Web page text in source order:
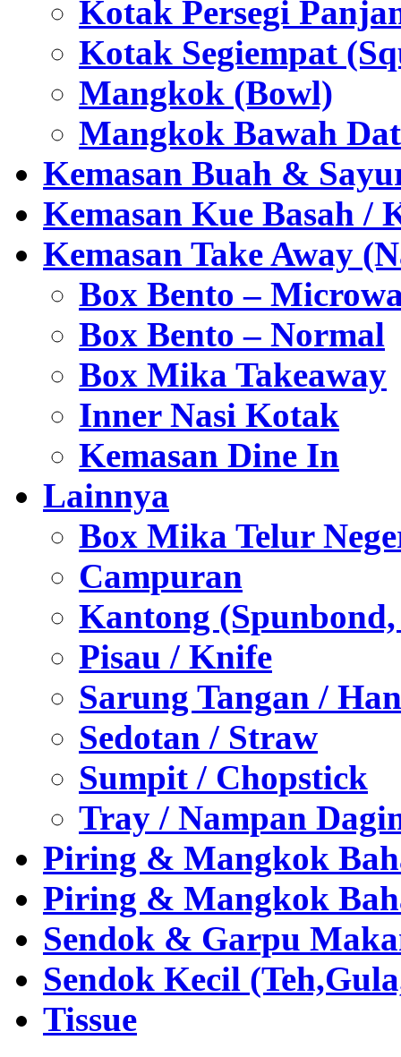
Kotak Persegi
Kotak Segiempat
Mangkok (Bowl)
Mangkok Bawah
Kemasan Buah &
Kemasan Kue Basah /
Kemasan Take Away
Box Bento –
Box Bento – Normal
Box Mika Takeaway
Inner Nasi Kotak
Kemasan Dine In
Lainnya
Box Mika Telur
Campuran
Kantong
Pisau / Knife
Sarung Tangan /
Sedotan / Straw
Sumpit / Chopstick
Tray / Nampan
Piring & Mangkok
Piring & Mangkok
Sendok & Garpu
Sendok Kecil
Tissue